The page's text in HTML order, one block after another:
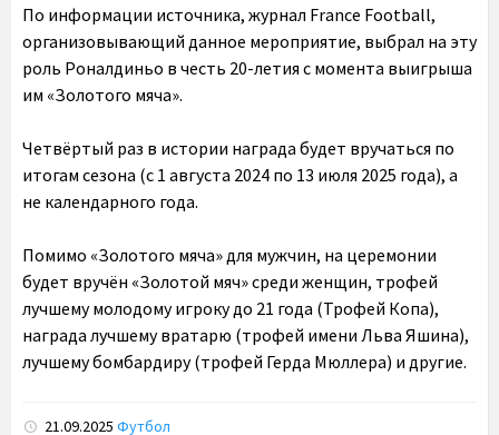
По информации источника, журнал France Football,
организовывающий данное мероприятие, выбрал на эту
роль Роналдиньо в честь 20-летия с момента выигрыша
им «Золотого мяча».
Четвёртый раз в истории награда будет вручаться по
итогам сезона (с 1 августа 2024 по 13 июля 2025 года), а
не календарного года.
Помимо «Золотого мяча» для мужчин, на церемонии
будет вручён «Золотой мяч» среди женщин, трофей
лучшему молодому игроку до 21 года (Трофей Копа),
награда лучшему вратарю (трофей имени Льва Яшина),
лучшему бомбардиру (трофей Герда Мюллера) и другие.
21.09.2025 Футбол